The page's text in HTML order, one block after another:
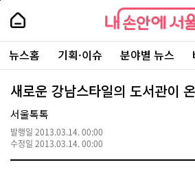
본
로
가
내
손
안
에
서
울
-
서
울
시
대
표
소
내
손
에
울
주
요
서
뉴스홈 기획·이슈 분야별 뉴스
새로운 강남스타일의 도서관이
서울톡톡
발행일 2013.03.14. 00:00
수정일 2013.03.14. 00:00
페
상
단
로